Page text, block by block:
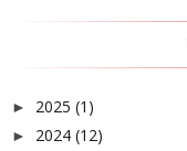
► 2025 (1)
► 2024 (12)